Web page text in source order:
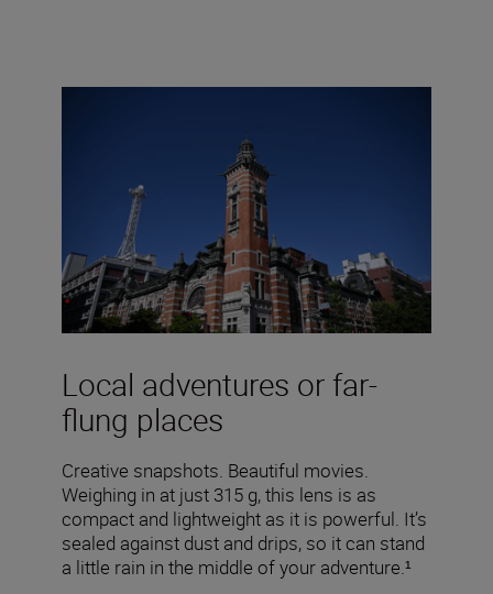
Local adventures or far-
flung places
Creative snapshots. Beautiful movies.
Weighing in at just 315 g, this lens is as
compact and lightweight as it is powerful. It’s
sealed against dust and drips, so it can stand
a little rain in the middle of your adventure.¹